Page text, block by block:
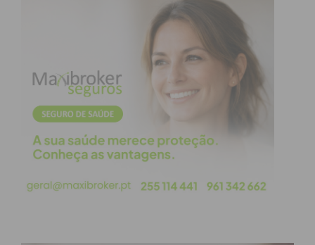
Eu li e concordo com os termos e
condições